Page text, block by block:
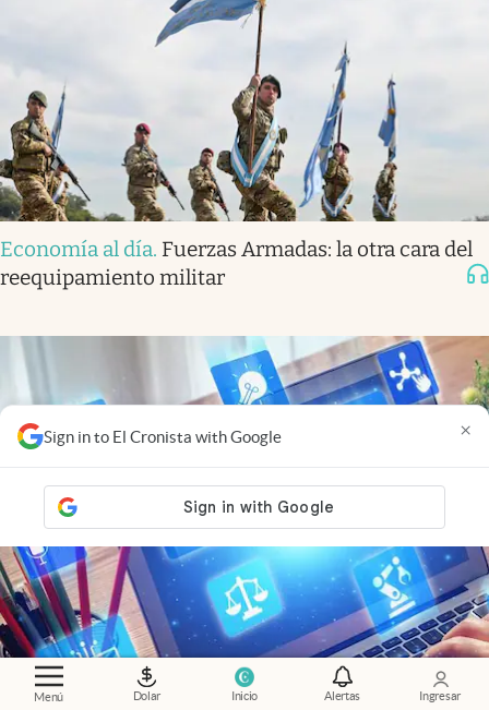
Menú Dolar Inicio Alertas Ingresar
Sign in to El Cronista with Google ×
Economía al día. Fuerzas Armadas: la otra cara del
reequipamiento militar